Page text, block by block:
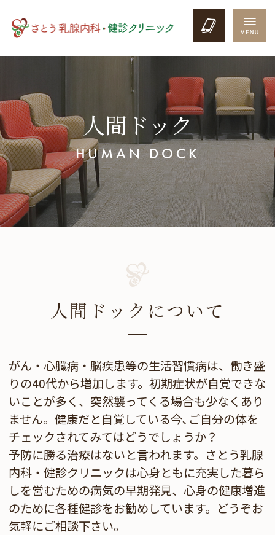
人間ドック
HUMAN DOCK
人間ドックについて
がん・心臓病・脳疾患等の生活習慣病は、働き盛
りの40代から増加します。初期症状が自覚できな
いことが多く、突然襲ってくる場合も少なくあり
ません。健康だと自覚している今､ご自分の体を
チェックされてみてはどうでしょうか？
予防に勝る治療はないと言われます。さとう乳腺
内科・健診クリニックは心身ともに充実した暮ら
しを営むための病気の早期発見、心身の健康増進
のために各種健診をお勧めしています。どうぞお
気軽にご相談下さい。